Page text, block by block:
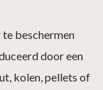
beschermen
door een
kolen, pellets of